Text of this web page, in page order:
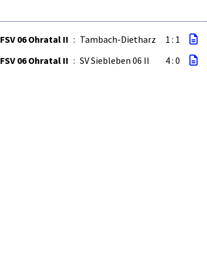
FSV 06 Ohratal II : Tambach-Dietharz 1 : 1
FSV 06 Ohratal II : SV Siebleben 06 II 4 : 0